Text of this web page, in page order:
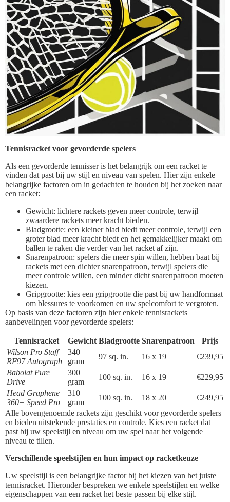
Tennisracket voor gevorderde spelers
Als een gevorderde tennisser is het belangrijk om een racket te
vinden dat past bij uw stijl en niveau van spelen. Hier zijn enkele
belangrijke factoren om in gedachten te houden bij het zoeken naar
een racket:
Gewicht: lichtere rackets geven meer controle, terwijl
zwaardere rackets meer kracht bieden.
Bladgrootte: een kleiner blad biedt meer controle, terwijl een
groter blad meer kracht biedt en het gemakkelijker maakt om
ballen te raken die verder van het racket af zijn.
Snarenpatroon: spelers die meer spin willen, hebben baat bij
rackets met een dichter snarenpatroon, terwijl spelers die
meer controle willen, een minder dicht snarenpatroon moeten
kiezen.
Gripgrootte: kies een gripgrootte die past bij uw handformaat
om blessures te voorkomen en uw spelcomfort te vergroten.
Op basis van deze factoren zijn hier enkele tennisrackets
aanbevelingen voor gevorderde spelers:
Tennisracket Gewicht Bladgrootte Snarenpatroon
Prijs
Wilson Pro Staff
RF97 Autograph
340
gram
97 sq. in. 16 x 19
€239,95
Babolat Pure
Drive
300
gram
100 sq. in. 16 x 19
€229,95
Head Graphene
360+ Speed Pro
310
gram
100 sq. in. 18 x 20
€249,95
Alle bovengenoemde rackets zijn geschikt voor gevorderde spelers
en bieden uitstekende prestaties en controle. Kies een racket dat
past bij uw speelstijl en niveau om uw spel naar het volgende
niveau te tillen.
Verschillende speelstijlen en hun impact op racketkeuze
Uw speelstijl is een belangrijke factor bij het kiezen van het juiste
tennisracket. Hieronder bespreken we enkele speelstijlen en welke
eigenschappen van een racket het beste passen bij elke stijl.